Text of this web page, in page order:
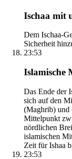
Ischaa mit
Dem Ischaa-
Sicherheit
23:53
Islamische
Das Ende der
sich auf den
(Maghrib) und
Mittelpunkt
nördlichen
islamischen
Zeit für Ishaa
23:53